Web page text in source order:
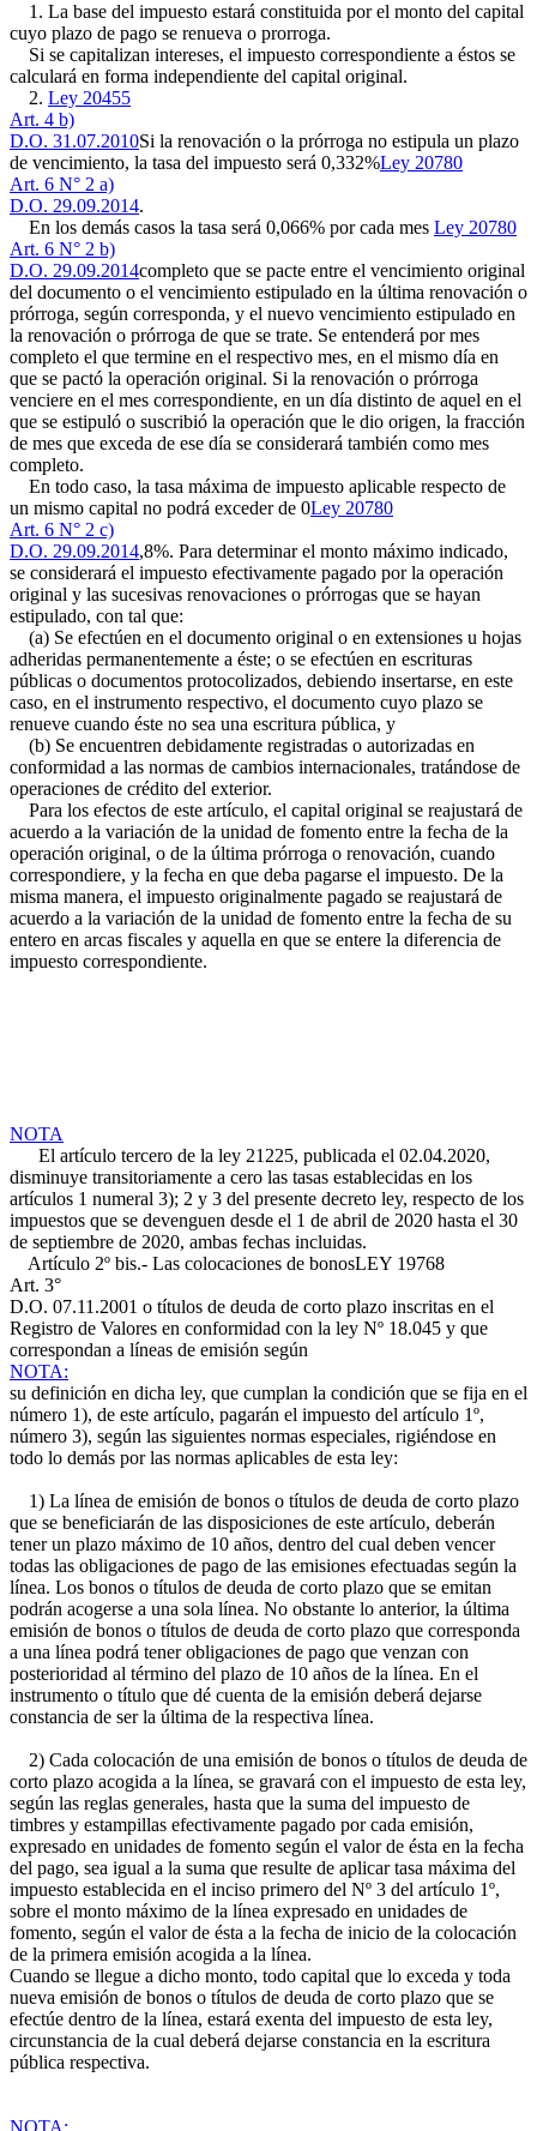
1. La base del impuesto estará constituida por el monto del capital
cuyo plazo de pago se renueva o prorroga.
Si se capitalizan intereses, el impuesto correspondiente a éstos se
calculará en forma independiente del capital original.
2. Ley 20455
Art. 4 b)
D.O. 31.07.2010Si la renovación o la prórroga no estipula un plazo
de vencimiento, la tasa del impuesto será 0,332%Ley 20780
Art. 6 N° 2 a)
D.O. 29.09.2014.
En los demás casos la tasa será 0,066% por cada mes Ley 20780
Art. 6 N° 2 b)
D.O. 29.09.2014completo que se pacte entre el vencimiento original
del documento o el vencimiento estipulado en la última renovación o
prórroga, según corresponda, y el nuevo vencimiento estipulado en
la renovación o prórroga de que se trate. Se entenderá por mes
completo el que termine en el respectivo mes, en el mismo día en
que se pactó la operación original. Si la renovación o prórroga
venciere en el mes correspondiente, en un día distinto de aquel en el
que se estipuló o suscribió la operación que le dio origen, la fracción
de mes que exceda de ese día se considerará también como mes
completo.
En todo caso, la tasa máxima de impuesto aplicable respecto de
un mismo capital no podrá exceder de 0Ley 20780
Art. 6 N° 2 c)
D.O. 29.09.2014,8%. Para determinar el monto máximo indicado,
se considerará el impuesto efectivamente pagado por la operación
original y las sucesivas renovaciones o prórrogas que se hayan
estipulado, con tal que:
(a) Se efectúen en el documento original o en extensiones u hojas
adheridas permanentemente a éste; o se efectúen en escrituras
públicas o documentos protocolizados, debiendo insertarse, en este
caso, en el instrumento respectivo, el documento cuyo plazo se
renueve cuando éste no sea una escritura pública, y
(b) Se encuentren debidamente registradas o autorizadas en
conformidad a las normas de cambios internacionales, tratándose de
operaciones de crédito del exterior.
Para los efectos de este artículo, el capital original se reajustará de
acuerdo a la variación de la unidad de fomento entre la fecha de la
operación original, o de la última prórroga o renovación, cuando
correspondiere, y la fecha en que deba pagarse el impuesto. De la
misma manera, el impuesto originalmente pagado se reajustará de
acuerdo a la variación de la unidad de fomento entre la fecha de su
entero en arcas fiscales y aquella en que se entere la diferencia de
impuesto correspondiente.
NOTA
El artículo tercero de la ley 21225, publicada el 02.04.2020,
disminuye transitoriamente a cero las tasas establecidas en los
artículos 1 numeral 3); 2 y 3 del presente decreto ley, respecto de los
impuestos que se devenguen desde el 1 de abril de 2020 hasta el 30
de septiembre de 2020, ambas fechas incluidas.
Artículo 2º bis.- Las colocaciones de bonosLEY 19768
Art. 3°
D.O. 07.11.2001 o títulos de deuda de corto plazo inscritas en el
Registro de Valores en conformidad con la ley Nº 18.045 y que
correspondan a líneas de emisión según
NOTA:
su definición en dicha ley, que cumplan la condición que se fija en el
número 1), de este artículo, pagarán el impuesto del artículo 1º,
número 3), según las siguientes normas especiales, rigiéndose en
todo lo demás por las normas aplicables de esta ley:
1) La línea de emisión de bonos o títulos de deuda de corto plazo
que se beneficiarán de las disposiciones de este artículo, deberán
tener un plazo máximo de 10 años, dentro del cual deben vencer
todas las obligaciones de pago de las emisiones efectuadas según la
línea. Los bonos o títulos de deuda de corto plazo que se emitan
podrán acogerse a una sola línea. No obstante lo anterior, la última
emisión de bonos o títulos de deuda de corto plazo que corresponda
a una línea podrá tener obligaciones de pago que venzan con
posterioridad al término del plazo de 10 años de la línea. En el
instrumento o título que dé cuenta de la emisión deberá dejarse
constancia de ser la última de la respectiva línea.
2) Cada colocación de una emisión de bonos o títulos de deuda de
corto plazo acogida a la línea, se gravará con el impuesto de esta ley,
según las reglas generales, hasta que la suma del impuesto de
timbres y estampillas efectivamente pagado por cada emisión,
expresado en unidades de fomento según el valor de ésta en la fecha
del pago, sea igual a la suma que resulte de aplicar tasa máxima del
impuesto establecida en el inciso primero del Nº 3 del artículo 1º,
sobre el monto máximo de la línea expresado en unidades de
fomento, según el valor de ésta a la fecha de inicio de la colocación
de la primera emisión acogida a la línea.
Cuando se llegue a dicho monto, todo capital que lo exceda y toda
nueva emisión de bonos o títulos de deuda de corto plazo que se
efectúe dentro de la línea, estará exenta del impuesto de esta ley,
circunstancia de la cual deberá dejarse constancia en la escritura
pública respectiva.
NOTA: